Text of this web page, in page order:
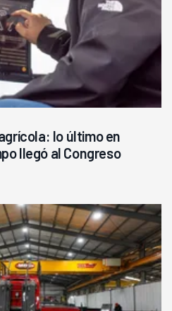
lo último en
llegó al Congreso